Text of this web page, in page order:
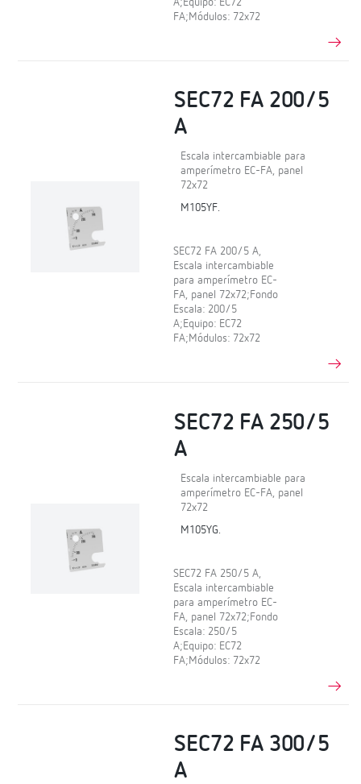
FA;Módulos: 72x72
SEC72 FA 200/5
A
Escala intercambiable para
amperímetro EC-FA, panel
72x72
M105YF.
SEC72 FA 200/5 A,
Escala intercambiable
para amperímetro EC-
FA, panel 72x72;Fondo
Escala: 200/5
A;Equipo: EC72
FA;Módulos: 72x72
SEC72 FA 250/5
A
Escala intercambiable para
amperímetro EC-FA, panel
72x72
M105YG.
SEC72 FA 250/5 A,
Escala intercambiable
para amperímetro EC-
FA, panel 72x72;Fondo
Escala: 250/5
A;Equipo: EC72
FA;Módulos: 72x72
SEC72 FA 300/5
A